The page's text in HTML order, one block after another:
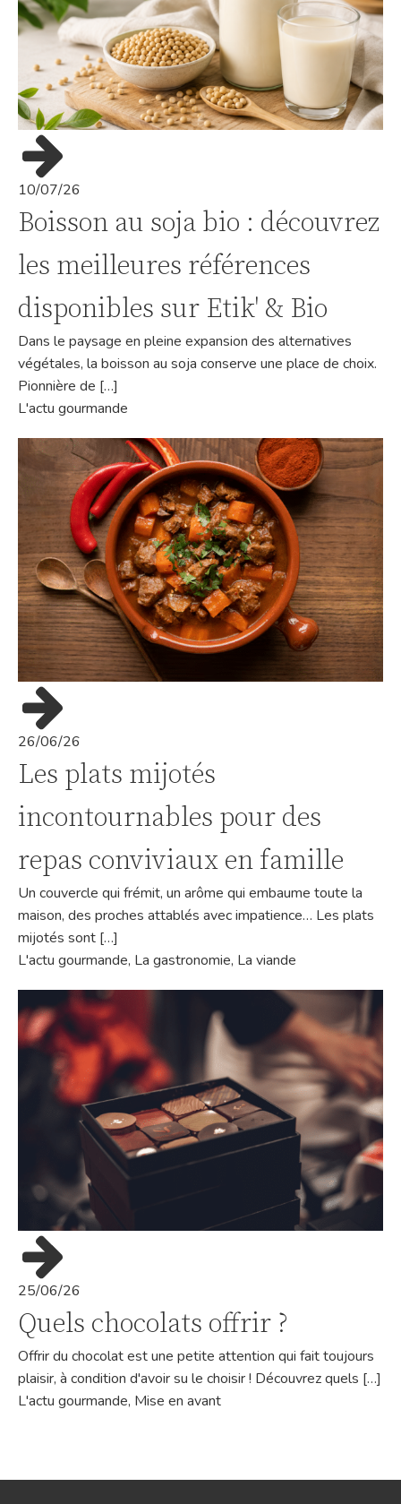
10/07/26
Boisson au soja bio : découvrez
les meilleures références
disponibles sur Etik' & Bio
Dans le paysage en pleine expansion des alternatives
végétales, la boisson au soja conserve une place de choix.
Pionnière de […]
L'actu gourmande
26/06/26
Les plats mijotés
incontournables pour des
repas conviviaux en famille
Un couvercle qui frémit, un arôme qui embaume toute la
maison, des proches attablés avec impatience… Les plats
mijotés sont […]
L'actu gourmande, La gastronomie, La viande
25/06/26
Quels chocolats offrir ?
Offrir du chocolat est une petite attention qui fait toujours
plaisir, à condition d'avoir su le choisir ! Découvrez quels […]
L'actu gourmande, Mise en avant